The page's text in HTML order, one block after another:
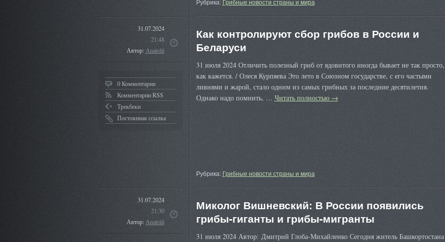
Рубрика: Грибные новости страны и мира
31.07.2024
21:48
Автор:Anatolii
0 Комментарии
Комментарии RSS
Трекбеки
Постоянная ссылка
Как контролируют сбор грибов в России и
Беларуси
31 июля 2024 Отличить полезный гриб от ядовитого иногда бывает не так просто,
как кажется. / Олеся Курпяева Это лето в Союзном государстве, с его частыми
ливнями и жарой, стало одним из самых грибных за последние десятилетия.
Однако надо помнить, … Читать полностью →
Рубрика: Грибные новости страны и мира
31.07.2024
21:30
Автор:Anatolii
Миколог Вишневский: В России появились
грибы-гиганты и грибы-мигранты
31 июля 2024 Автор: Дмитрий Глоба-Михайленко Сегодня житель Башкортостана